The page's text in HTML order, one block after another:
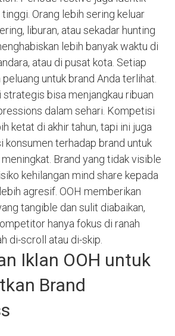
Orang lebih sering keluar
liburan, atau sekadar hunting
lebih banyak waktu di
atau di pusat kota. Setiap
untuk brand Anda terlihat.
strategis bisa menjangkau ribuan
dalam sehari. Kompetisi
ketat di akhir tahun, tapi ini juga
konsumen terhadap brand untuk
Brand yang tidak visible
kehilangan mind share kepada
agresif. OOH memberikan
tangible dan sulit diabaikan,
hanya fokus di ranah
di-scroll atau di-skip.
Iklan OOH untuk
Brand